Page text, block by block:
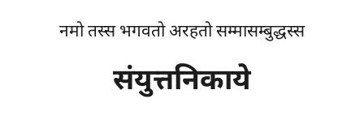
नमो तस्स भगवतो अरहतो सम्मासम्बुद्धस्स
संयुत्तनिकाये